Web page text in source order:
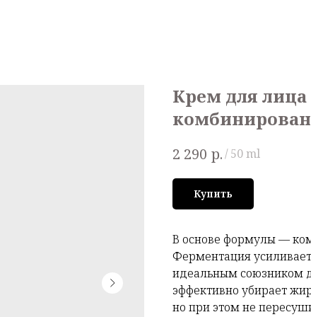
Крем для
2 290 р./50 ml
Купить
В основе формулы —
Ферментация
идеальным союзником
эффективно убирает
но при этом не